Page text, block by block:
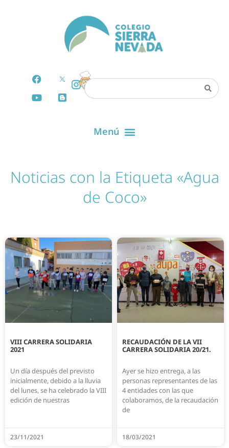
Noticias con la Etiqueta «Agua
de Coco»
VIII CARRERA SOLIDARIA
2021
Un día después del previsto
inicialmente, debido a la lluvia
del lunes, se ha celebrado la VIII
edición de nuestras
23/11/2021
RECAUDACIÓN DE LA VII
CARRERA SOLIDARIA 20/21.
Ayer se hizo entrega, a las
personas representantes de las
4 entidades con las que
colaboramos, de la recaudación
de
18/03/2021